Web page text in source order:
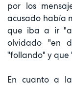
por los
acusado había
que iba a ir
olvidado "en
"follando" y que
En cuanto a